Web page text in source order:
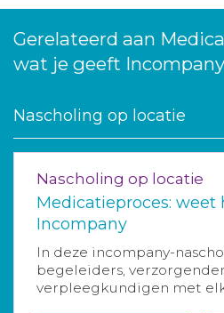
Gerelateerd aan
wat je geeft Incompany
Nascholing op locatie
Nascholing op locatie
Medicatieproces: weet
Incompany
In deze incompany-
begeleiders,
verpleegkundigen met